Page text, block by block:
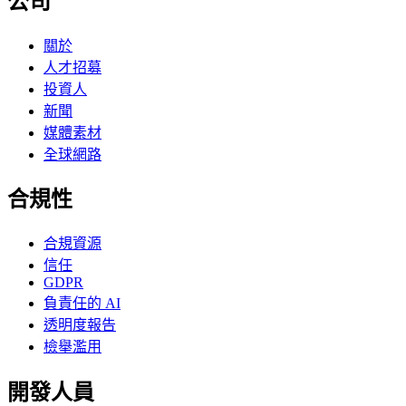
關於
人才招募
投資人
新聞
媒體素材
全球網路
合規性
合規資源
信任
GDPR
負責任的 AI
透明度報告
檢舉濫用
開發人員